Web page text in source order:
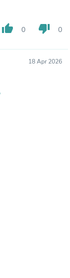
thumb_up 0 thumb_down 0
18 Apr 2026